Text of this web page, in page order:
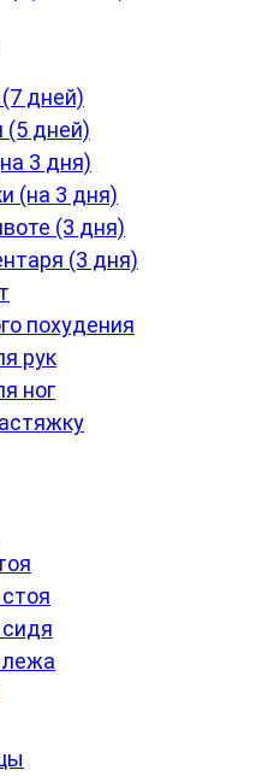
дней)
(5 дней)
3 дня)
(на 3 дня)
(3 дня)
(3 дня)
похудения
рук
ног
лежа